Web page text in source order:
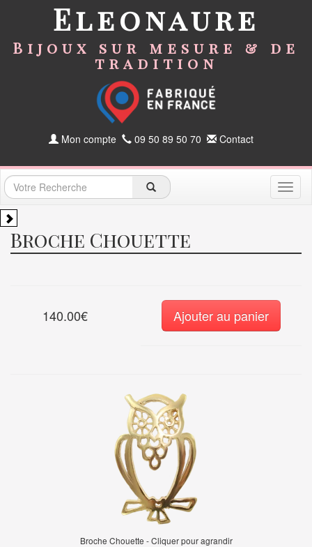
Eleonaure
Bijoux sur mesure & de
tradition
Mon compte 09 50 89 50 70 Contact
Broche Chouette
140.00€ Ajouter au panier
Broche Chouette - Cliquer pour agrandir